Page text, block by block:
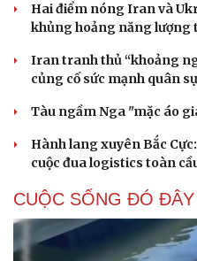
Hai điểm nóng Iran và
khủng hoảng năng lượng
Iran tranh thủ “khoảng
củng cố sức mạnh quân sự
Tàu ngầm Nga "mặc áo
Hành lang xuyên Bắc
cuộc đua logistics toàn
CUỘC SỐNG ĐÓ ĐÂY